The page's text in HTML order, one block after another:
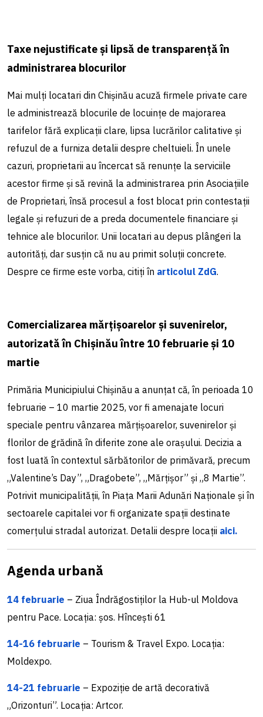
Taxe nejustificate și lipsă de transparență în
administrarea blocurilor
Mai mulți locatari din Chișinău acuză firmele private care
le administrează blocurile de locuințe de majorarea
tarifelor fără explicații clare, lipsa lucrărilor calitative și
refuzul de a furniza detalii despre cheltuieli. În unele
cazuri, proprietarii au încercat să renunțe la serviciile
acestor firme și să revină la administrarea prin Asociațiile
de Proprietari, însă procesul a fost blocat prin contestații
legale și refuzuri de a preda documentele financiare și
tehnice ale blocurilor. Unii locatari au depus plângeri la
autorități, dar susțin că nu au primit soluții concrete.
Despre ce firme este vorba, citiți în articolul ZdG.
Comercializarea mărțișoarelor și suvenirelor,
autorizată în Chișinău între 10 februarie și 10
martie
Primăria Municipiului Chișinău a anunțat că, în perioada 10
februarie – 10 martie 2025, vor fi amenajate locuri
speciale pentru vânzarea mărțișoarelor, suvenirelor și
florilor de grădină în diferite zone ale orașului. Decizia a
fost luată în contextul sărbătorilor de primăvară, precum
„Valentine’s Day”, „Dragobete”, „Mărțișor” și „8 Martie”.
Potrivit municipalității, în Piața Marii Adunări Naționale și în
sectoarele capitalei vor fi organizate spații destinate
comerțului stradal autorizat. Detalii despre locații aici.
Agenda urbană
14 februarie – Ziua Îndrăgostiților la Hub-ul Moldova
pentru Pace. Locația: șos. Hîncești 61
14-16 februarie – Tourism & Travel Expo. Locația:
Moldexpo.
14-21 februarie – Expoziție de artă decorativă
„Orizonturi”. Locația: Artcor.